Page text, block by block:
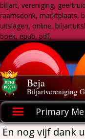
biljart, vereniging,
raamsdonk, marktplaats,
uitslagen, online,
boek, epub, pdf,
to
content
Beja
Biljartvereniging
Primary
En nog vijf dank